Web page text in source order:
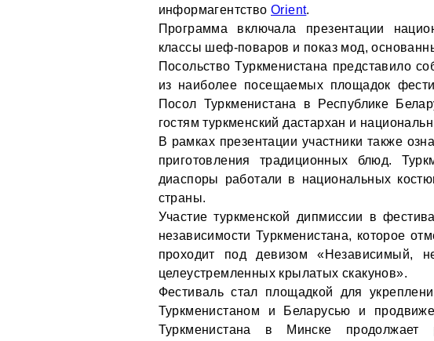
информагентство Orient.
Программа включала презентации
классы шеф-поваров и показ мод,
Посольство Туркменистана представило
из наиболее посещаемых площадок
Посол Туркменистана в Республике
гостям туркменский дастархан и
В рамках презентации участники также
приготовления традиционных блюд.
диаспоры работали в национальных
страны.
Участие туркменской дипмиссии в
независимости Туркменистана, которое
проходит под девизом «Независимый,
целеустремленных крылатых скакунов».
Фестиваль стал площадкой для
Туркменистаном и Беларусью и
Туркменистана в Минске продолжает